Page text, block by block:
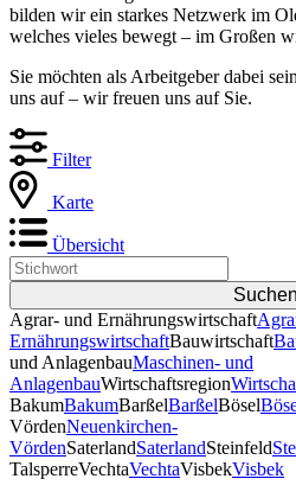
bilden wir ein starkes Netzwerk im
welches vieles bewegt – im Großen
Sie möchten als Arbeitgeber dabei
uns auf – wir freuen uns auf Sie.
Filter
Karte
Übersicht
Agrar- und Ernährungswirtschaft
ErnährungswirtschaftBauwirtschaft
und AnlagenbauMaschinen- und
AnlagenbauWirtschaftsregion
BakumBakumBarßelBarßelBösel
VördenNeuenkirchen-
VördenSaterlandSaterlandSteinfeld
TalsperreVechtaVechtaVisbekVisbek